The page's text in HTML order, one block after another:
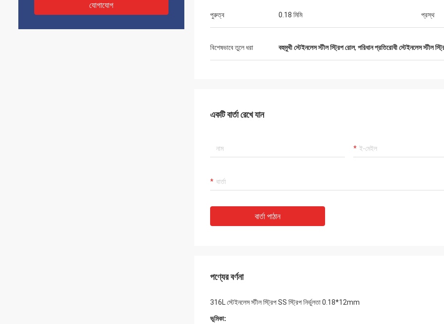
যোগাযোগ
পুরুত্ব 0.18 মিমি প্রস্থ
বিশেষভাবে তুলে ধরা বহুমুখী স্টেইনলেস স্টীল স্ট্রিপ রোল, পরিধান প্রতিরোধী স্টেইনলেস স্টীল
একটি বার্তা রেখে যান
বার্তা পাঠান
পণ্যের বর্ণনা
316L স্টেইনলেস স্টীল স্ট্রিপ SS স্ট্রিপ নির্ভুলতা 0.18*12mm
ভূমিকা: